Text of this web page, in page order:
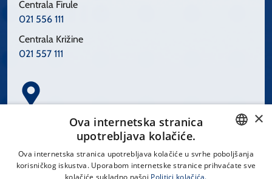
Centrala Firule
021 556 111
Centrala Križine
021 557 111
Spinčićeva 1, 21000 Split
CROATIAN
×
Ova internetska stranica
upotrebljava kolačiće.
Ova internetska stranica upotrebljava kolačiće u svrhe poboljšanja
korisničkog iskustva. Uporabom internetske stranice prihvaćate sve
kolačiće sukladno našoj Politici kolačića.